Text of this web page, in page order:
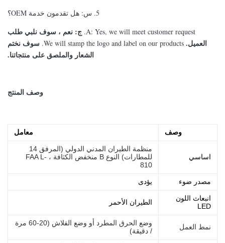
5. س: هل تقدمون خدمة OEM؟
A: Yes, we will meet customer request. ج: نعم ، سوف نلبي طلب
العميل. We will stamp the logo and label on our products. سوف نختم
الشعار والملصق على منتجاتنا.
وصف المنتج
وصف معامل
اساسي
منظمة الطيران المدني الدولي (المرفق 14
للمطارات) النوع B منخفض الكثافة ، FAA L-
810
مصدر ضوء يؤدى
انبعاث اللون
LED
الطيران الأحمر
نمط العمل
وضع الحرق المطرد أو وضع الفلاش (20-60 مرة
/ دقيقة)